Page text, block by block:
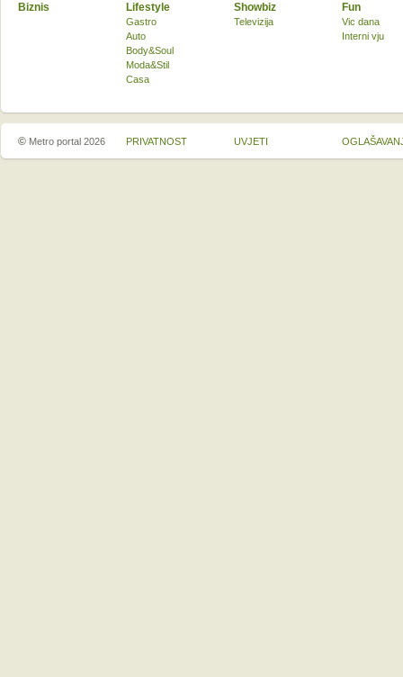
Biznis Lifestyle
Gastro
Auto
Body&Soul
Moda&Stil
Casa
Showbiz
Televizija
Fun
Vic dana
Interni vju
© Metro portal 2026 PRIVATNOST UVJETI